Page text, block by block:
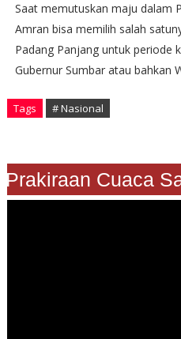
Saat memutuskan maju dalam
Amran bisa memilih salah
Padang Panjang untuk periode
Gubernur Sumbar atau bahkan
Tags # Nasional
Cuaca